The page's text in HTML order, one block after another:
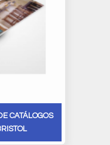
CATÁLOGOS